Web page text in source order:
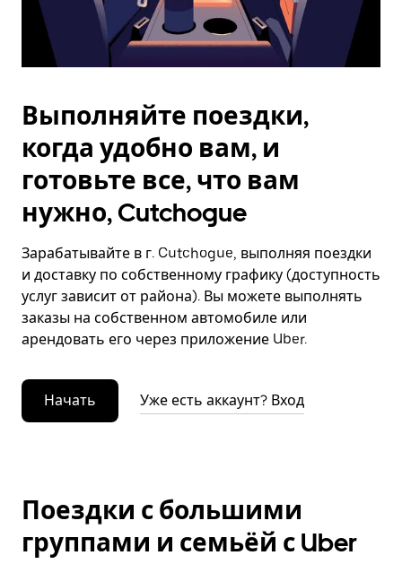
Выполняйте поездки,
когда удобно вам, и
готовьте все, что вам
нужно, Cutchogue
Зарабатывайте в г. Cutchogue, выполняя поездки
и доставку по собственному графику (доступность
услуг зависит от района). Вы можете выполнять
заказы на собственном автомобиле или
арендовать его через приложение Uber.
Начать Уже есть аккаунт? Вход
Поездки с большими
группами и семьёй с Uber